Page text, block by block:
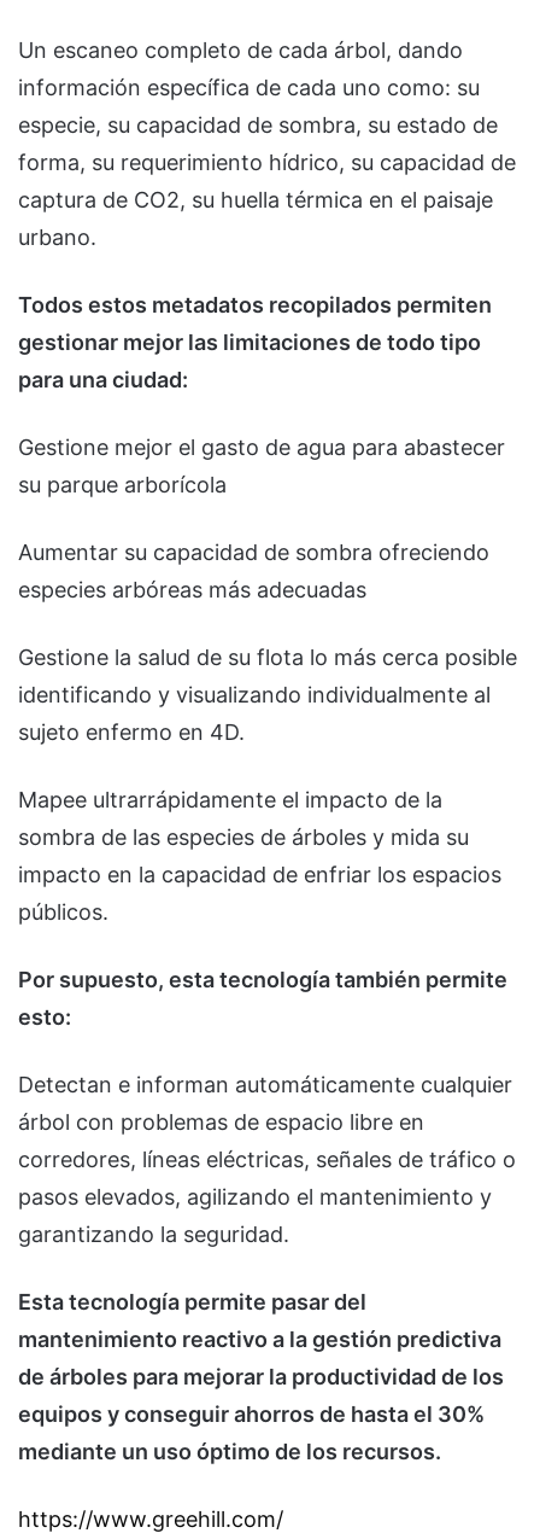
Un escaneo completo de cada árbol, dando
información específica de cada uno como: su
especie, su capacidad de sombra, su estado de
forma, su requerimiento hídrico, su capacidad de
captura de CO2, su huella térmica en el paisaje
urbano.
Todos estos metadatos recopilados permiten
gestionar mejor las limitaciones de todo tipo
para una ciudad:
Gestione mejor el gasto de agua para abastecer
su parque arborícola
Aumentar su capacidad de sombra ofreciendo
especies arbóreas más adecuadas
Gestione la salud de su flota lo más cerca posible
identificando y visualizando individualmente al
sujeto enfermo en 4D.
Mapee ultrarrápidamente el impacto de la
sombra de las especies de árboles y mida su
impacto en la capacidad de enfriar los espacios
públicos.
Por supuesto, esta tecnología también permite
esto:
Detectan e informan automáticamente cualquier
árbol con problemas de espacio libre en
corredores, líneas eléctricas, señales de tráfico o
pasos elevados, agilizando el mantenimiento y
garantizando la seguridad.
Esta tecnología permite pasar del
mantenimiento reactivo a la gestión predictiva
de árboles para mejorar la productividad de los
equipos y conseguir ahorros de hasta el 30%
mediante un uso óptimo de los recursos.
https://www.greehill.com/